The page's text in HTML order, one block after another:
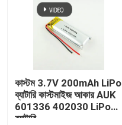
কাস্টম 3.7V 200mAh LiPo
ব্যাটারি কাস্টমাইজ আকার AUK
601336 402030 LiPo
ব্যাটারি